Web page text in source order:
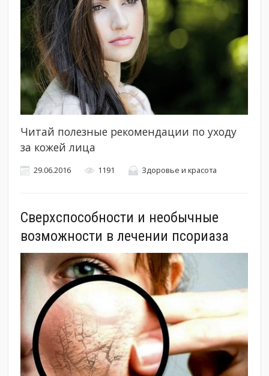
Читай полезные рекомендации по уходу
за кожей лица
29.06.2016 1191 Здоровье и красота
Сверхспособности и необычные
возможности в лечении псориаза